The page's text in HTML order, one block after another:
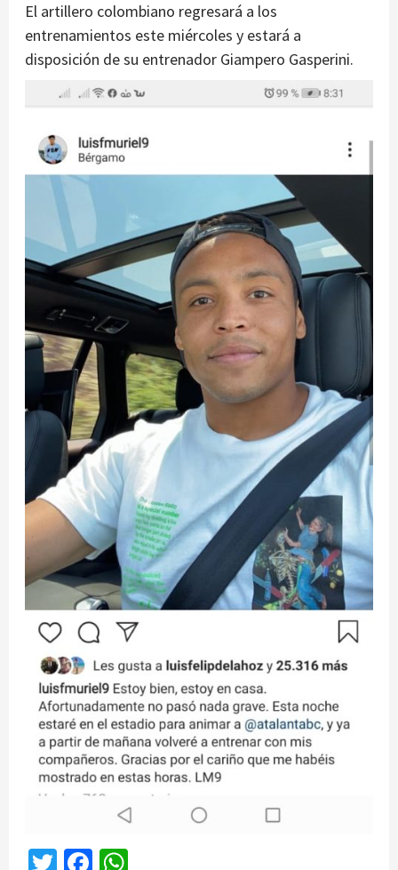
El artillero colombiano regresará a los
entrenamientos este miércoles y estará a
disposición de su entrenador Giampero Gasperini.
TwitterFacebook